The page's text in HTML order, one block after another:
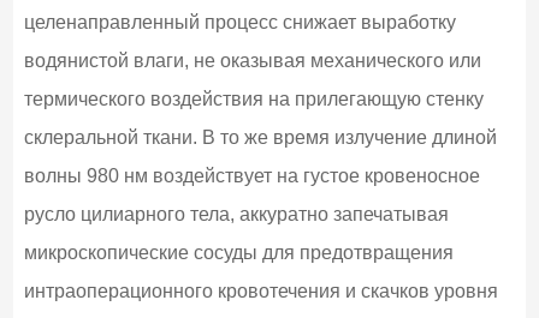
целенаправленный процесс снижает выработку
водянистой влаги, не оказывая механического или
термического воздействия на прилегающую стенку
склеральной ткани. В то же время излучение длиной
волны 980 нм воздействует на густое кровеносное
русло цилиарного тела, аккуратно запечатывая
микроскопические сосуды для предотвращения
интраоперационного кровотечения и скачков уровня